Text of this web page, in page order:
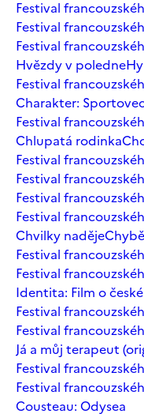
Festival
Festival
Festival
Hvězdy v poledne
Festival
Charakter:
Festival
Chlupatá rodinka
Festival
Festival
Festival
Festival
Chvilky naděje
Festival
Festival
Identita: Film o
Festival
Festival
Já a můj terapeut
Festival
Festival
Cousteau: Odysea